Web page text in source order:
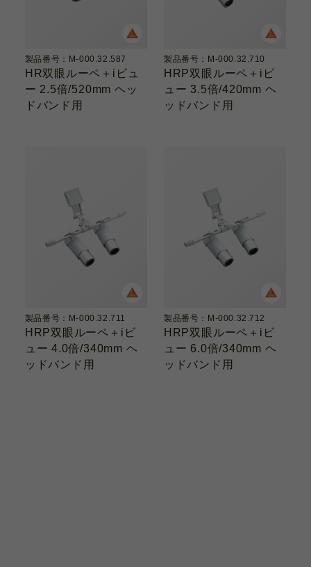
製品番号：M-000.32.587
HR双眼ルーペ＋iビュ
ー 2.5倍/520mm ヘッ
ドバンド用
製品番号：M-000.32.710
HRP双眼ルーペ＋iビ
ュー 3.5倍/420mm ヘ
ッドバンド用
製品番号：M-000.32.711
HRP双眼ルーペ＋iビ
ュー 4.0倍/340mm ヘ
ッドバンド用
製品番号：M-000.32.712
HRP双眼ルーペ＋iビ
ュー 6.0倍/340mm ヘ
ッドバンド用